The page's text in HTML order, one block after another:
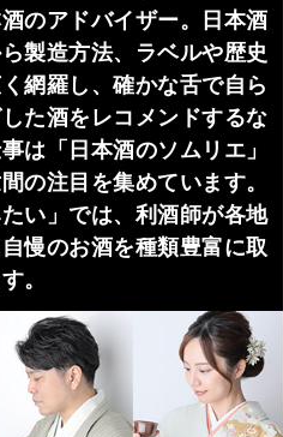
のアドバイザー。日本酒
製造方法、ラベルや歴史
網羅し、確かな舌で自ら
た酒をレコメンドするな
は「日本酒のソムリエ」
の注目を集めています。
たい」では、利酒師が各地
慢のお酒を種類豊富に取
。